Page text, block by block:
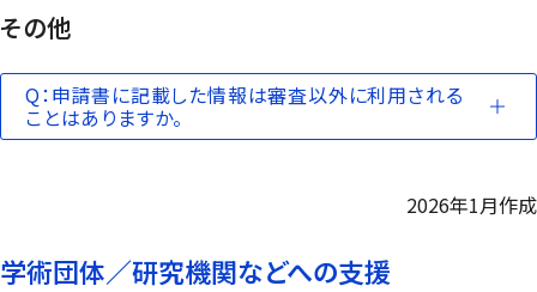
その他
Q：申請書に記載した情報は審査以外に利用される
ことはありますか。
2026年1月作成
学術団体／研究機関などへの支援